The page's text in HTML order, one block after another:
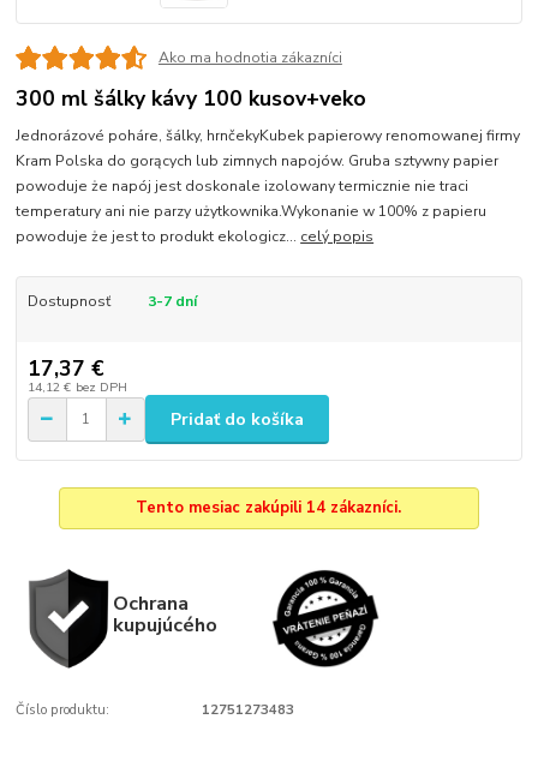
Ako ma hodnotia zákazníci
300 ml šálky kávy 100 kusov+veko
Jednorázové poháre, šálky, hrnčekyKubek papierowy renomowanej firmy
Kram Polska do gorących lub zimnych napojów. Gruba sztywny papier
powoduje że napój jest doskonale izolowany termicznie nie traci
temperatury ani nie parzy użytkownika.Wykonanie w 100% z papieru
powoduje że jest to produkt ekologicz... celý popis
Dostupnosť 3-7 dní
17,37 €
14,12 € bez DPH
Pridať do košíka
Tento mesiac zakúpili 14 zákazníci.
Ochrana
kupujúcého
Číslo produktu: 12751273483